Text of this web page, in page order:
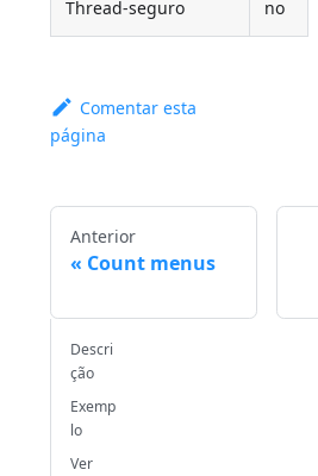
Thread-seguro no
Comentar esta
página
Anterior
Count menus
Descri
ção
Exemp
lo
Ver